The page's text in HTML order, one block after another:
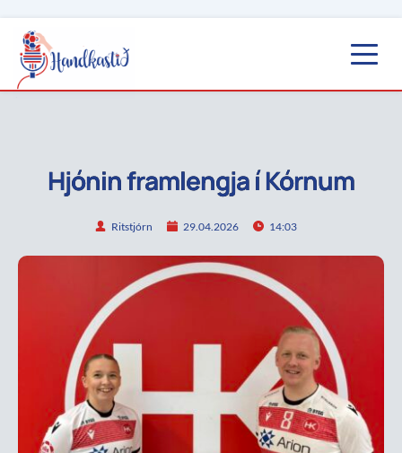
Hjónin framlengja í Kórnum
Ritstjórn 29.04.2026 14:03